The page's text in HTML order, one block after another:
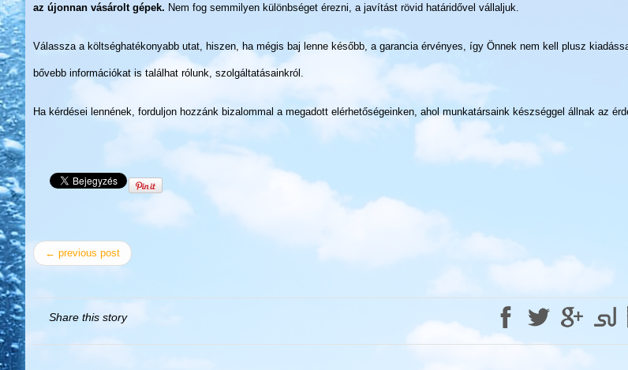
az újonnan vásárolt gépek. Nem fog semmilyen különbséget érezni, a javítást rövid határidővel vállaljuk.
Válassza a költséghatékonyabb utat, hiszen, ha mégis baj lenne később, a garancia érvényes, így Önnek nem kell plusz
bővebb információkat is találhat rólunk, szolgáltatásainkról.
Ha kérdései lennének, forduljon hozzánk bizalommal a megadott elérhetőségeinken, ahol munkatársaink készséggel állnak az
← previous post
Share this story